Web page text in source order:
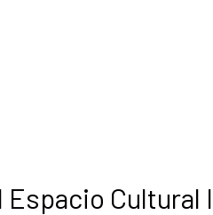
Cultural